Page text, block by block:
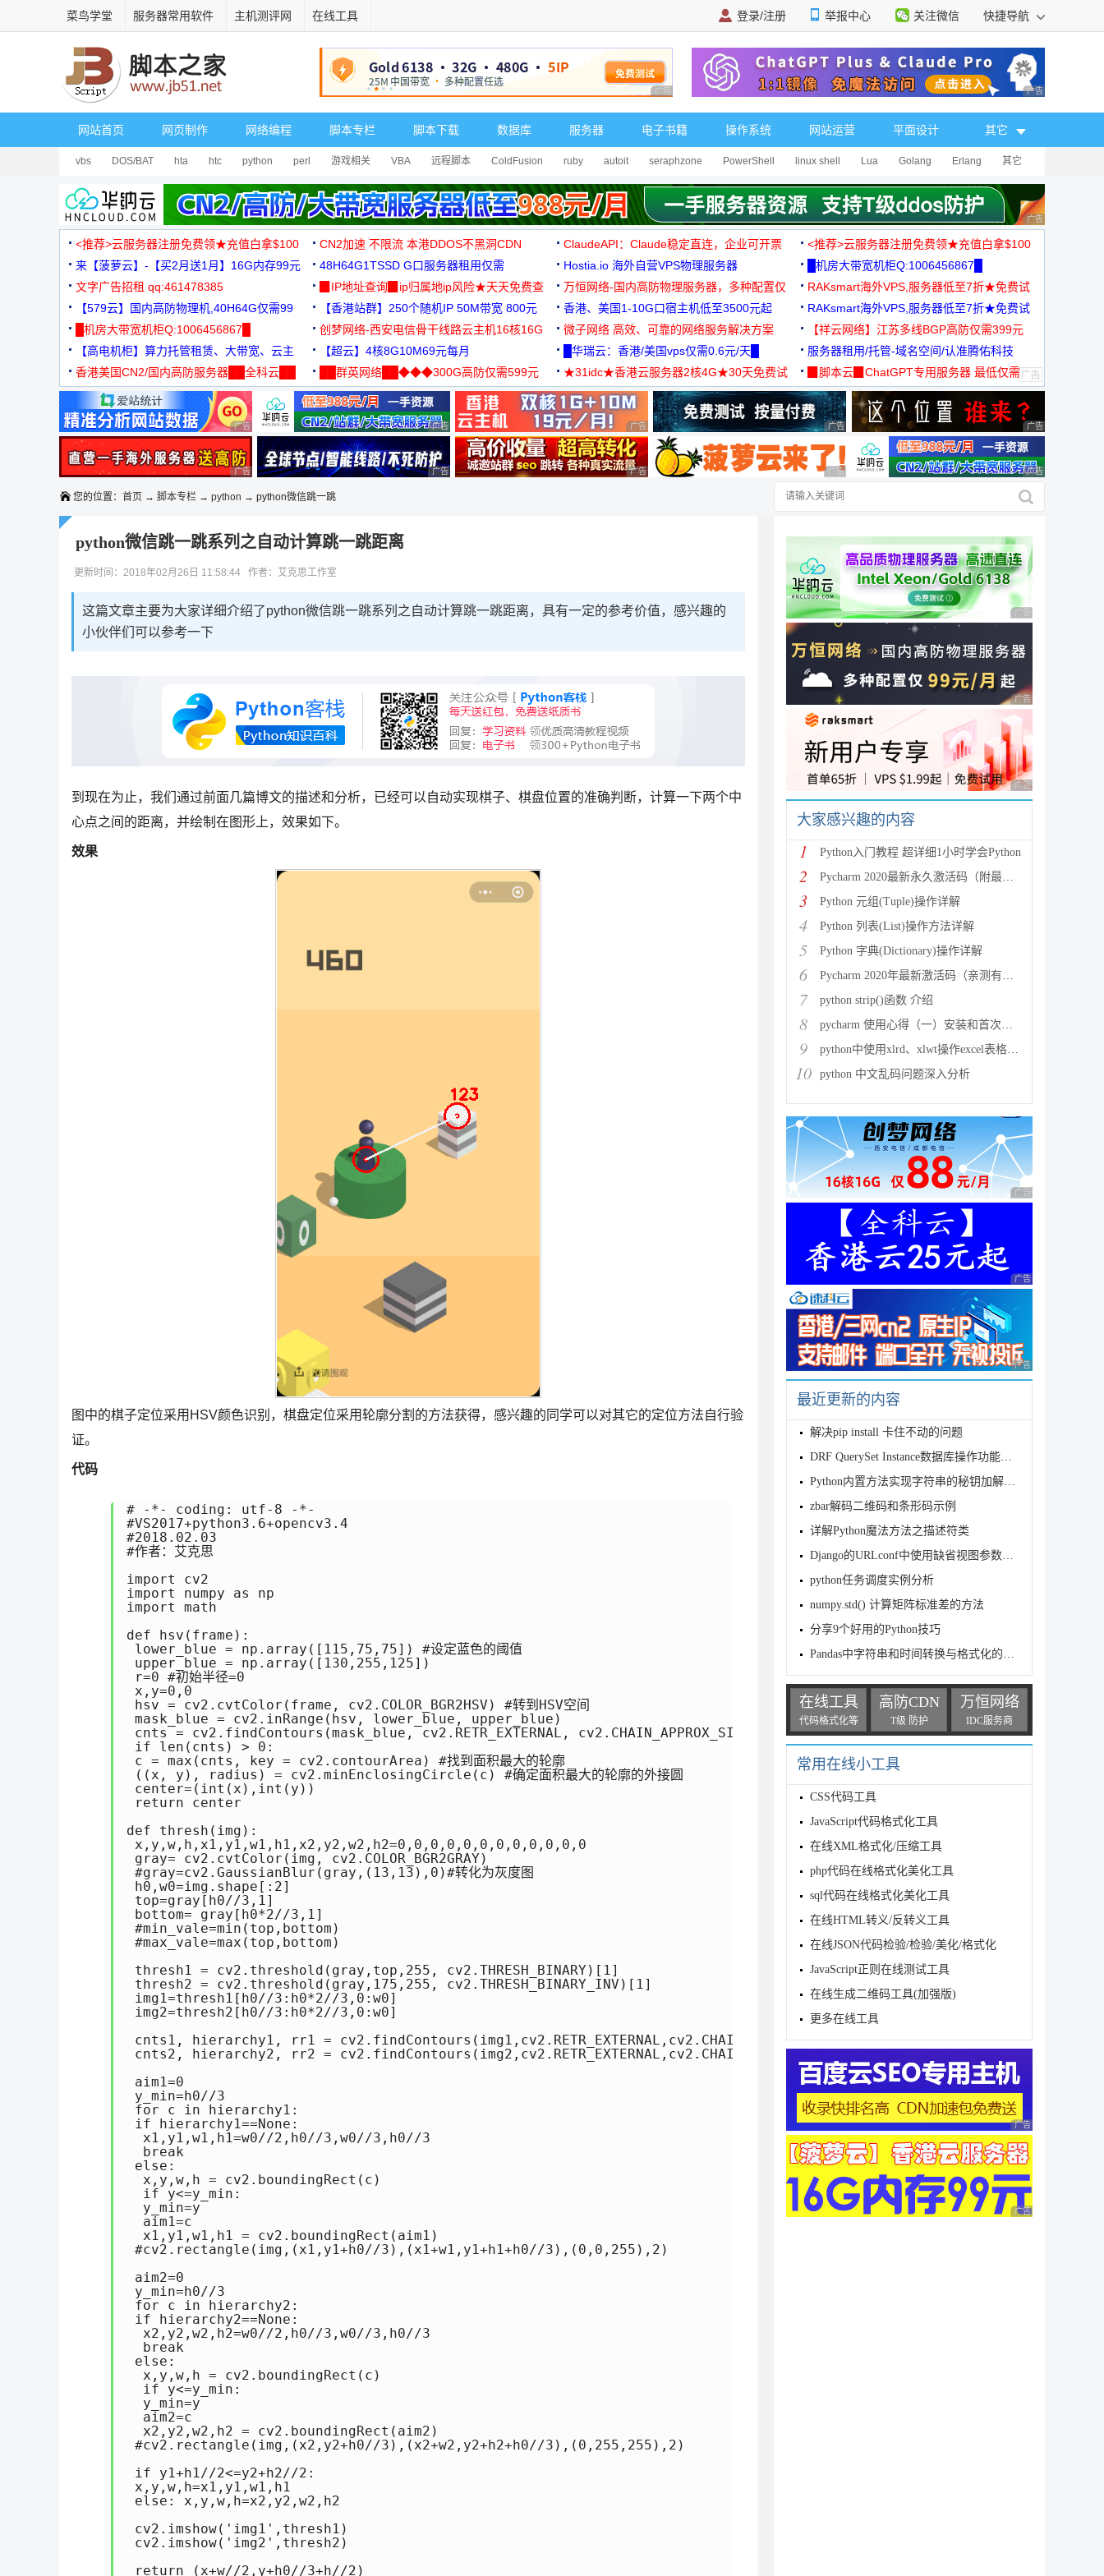
菜鸟学堂 服务器常用软件 主机测评网 在线工具 登录/注册 举报中心 关注微信 快捷导航
广告 商业广告，理性选择 广告 商业广告，理
网站首页 网页制作 网络编程 脚本专栏 脚本下载 数据库 服务器 电子书籍 操作系统 网站运营 平面设计 其它
vbs DOS/BAT hta htc python perl 游戏相关 VBA 远程脚本 ColdFusion ruby autoit seraphzone PowerShell linux shell Lua Golang Erlang 其它
广告 商业广告，理
<推荐>云服务器注册免费领★充值白拿$100 CN2加速 不限流 本港DDOS不黑洞CDN ClaudeAPI：Claude稳定直连，企业可开票
<推荐>云服务器注册免费领★充值白拿$100
来【菠萝云】-【买2月送1月】16G内存99元
48H64G1TSSD G口服务器租用仅需
3000+可免费测试
Hostia.io 海外自营VPS物理服务器
█机房大带宽机柜Q:1006456867█
文字广告招租 qq:461478385
▉IP地址查询▉ip归属地ip风险★天天免费查
万恒网络-国内高防物理服务器，多种配置仅
99元/月起
RAKsmart海外VPS,服务器低至7折★免费试
用★
【579云】国内高防物理机,40H64G仅需99
元
【香港站群】250个随机IP 50M带宽 800元 香港、美国1-10G口宿主机低至3500元起
RAKsmart海外VPS,服务器低至7折★免费试
用★
█机房大带宽机柜Q:1006456867█
创梦网络-西安电信骨干线路云主机16核16G
88元/月
微子网络 高效、可靠的网络服务解决方案
【祥云网络】江苏多线BGP高防仅需399元
【高电机柜】算力托管租赁、大带宽、云主
机
【超云】4核8G10M69元每月 █华瑞云：香港/美国vps仅需0.6元/天█
服务器租用/托管-域名空间/认准腾佑科技
香港美国CN2/国内高防服务器██全科云██
██群英网络██◆◆◆300G高防仅需599元
◆◆◆
★31idc★香港云服务器2核4G★30天免费试
用◆
▉脚本云▉ChatGPT专用服务器 最低仅需
19元/月
广告 商业广告，理性选择 广告 商业广告，理性选择 广告 商业广告，理性选择 广告 商业广告，理性选择 广告 商业广告，理
广告 商业广告，理性选择 广告 商业广告，理性选择 广告 商业广告，理性选择 广告 商业广告，理性选择 广告 商业广告，理
您的位置： 首页 → 脚本专栏 → python → python微信跳一跳
python微信跳一跳系列之自动计算跳一跳距离
更新时间：2018年02月26日 11:58:44 作者：艾克思工作室
这篇文章主要为大家详细介绍了python微信跳一跳系列之自动计算跳一跳距离，具有一定的参考价值，感兴趣的
小伙伴们可以参考一下
到现在为止，我们通过前面几篇博文的描述和分析，已经可以自动实现棋子、棋盘位置的准确判断，计算一下两个中
心点之间的距离，并绘制在图形上，效果如下。
效果
图中的棋子定位采用HSV颜色识别，棋盘定位采用轮廓分割的方法获得，感兴趣的同学可以对其它的定位方法自行验
证。
代码
# -*- coding: utf-8 -*-
#VS2017+python3.6+opencv3.4
#2018.02.03
#作者：艾克思
import cv2
import numpy as np
import math
def hsv(frame):
lower_blue = np.array([115,75,75]) #设定蓝色的阈值
upper_blue = np.array([130,255,125])
r=0 #初始半径=0
x,y=0,0
hsv = cv2.cvtColor(frame, cv2.COLOR_BGR2HSV) #转到HSV空间
mask_blue = cv2.inRange(hsv, lower_blue, upper_blue)
cnts = cv2.findContours(mask_blue, cv2.RETR_EXTERNAL, cv2.CHAIN_APPROX_SIMPLE)[-2]
if len(cnts) > 0:
c = max(cnts, key = cv2.contourArea) #找到面积最大的轮廓
((x, y), radius) = cv2.minEnclosingCircle(c) #确定面积最大的轮廓的外接圆
center=(int(x),int(y))
return center
def thresh(img):
x,y,w,h,x1,y1,w1,h1,x2,y2,w2,h2=0,0,0,0,0,0,0,0,0,0,0,0
gray= cv2.cvtColor(img, cv2.COLOR_BGR2GRAY)
#gray=cv2.GaussianBlur(gray,(13,13),0)#转化为灰度图
h0,w0=img.shape[:2]
top=gray[h0//3,1]
bottom= gray[h0*2//3,1]
#min_vale=min(top,bottom)
#max_vale=max(top,bottom)
thresh1 = cv2.threshold(gray,top,255, cv2.THRESH_BINARY)[1]
thresh2 = cv2.threshold(gray,175,255, cv2.THRESH_BINARY_INV)[1]
img1=thresh1[h0//3:h0*2//3,0:w0]
img2=thresh2[h0//3:h0*2//3,0:w0]
cnts1, hierarchy1, rr1 = cv2.findContours(img1,cv2.RETR_EXTERNAL,cv2.CHAIN_APPROX_SIMPLE)
cnts2, hierarchy2, rr2 = cv2.findContours(img2,cv2.RETR_EXTERNAL,cv2.CHAIN_APPROX_SIMPLE)
aim1=0
y_min=h0//3
for c in hierarchy1:
if hierarchy1==None:
  x1,y1,w1,h1=w0//2,h0//3,w0//3,h0//3
  break
else:
  x,y,w,h = cv2.boundingRect(c)
  if y<=y_min:
  y_min=y
  aim1=c
  x1,y1,w1,h1 = cv2.boundingRect(aim1)
#cv2.rectangle(img,(x1,y1+h0//3),(x1+w1,y1+h1+h0//3),(0,0,255),2)
aim2=0
y_min=h0//3
for c in hierarchy2:
if hierarchy2==None:
  x2,y2,w2,h2=w0//2,h0//3,w0//3,h0//3
  break
else:
  x,y,w,h = cv2.boundingRect(c)
  if y<=y_min:
  y_min=y
  aim2=c
  x2,y2,w2,h2 = cv2.boundingRect(aim2)
#cv2.rectangle(img,(x2,y2+h0//3),(x2+w2,y2+h2+h0//3),(0,255,255),2)
if y1+h1//2<=y2+h2//2:
x,y,w,h=x1,y1,w1,h1
else: x,y,w,h=x2,y2,w2,h2
cv2.imshow('img1',thresh1)
cv2.imshow('img2',thresh2)
return (x+w//2,y+h0//3+h//2)
广告 商业广告，理性
广告 商业广告，理性
广告 商业广告，理性
大家感兴趣的内容
1 Python入门教程 超详细1小时学会Python
2 Pycharm 2020最新永久激活码（附最新激活码和插件
3 Python 元组(Tuple)操作详解
4 Python 列表(List)操作方法详解
5 Python 字典(Dictionary)操作详解
6 Pycharm 2020年最新激活码（亲测有效）
7 python strip()函数 介绍
8 pycharm 使用心得（一）安装和首次使用
9 python中使用xlrd、xlwt操作excel表格详解
10 python 中文乱码问题深入分析
广告 商业广告，理性
广告 商业广告，理性
广告 商业广告，理性
最近更新的内容
解决pip install 卡住不动的问题
DRF QuerySet Instance数据库操作功能概述
Python内置方法实现字符串的秘钥加解密(推荐)
zbar解码二维码和条形码示例
详解Python魔法方法之描述符类
Django的URLconf中使用缺省视图参数的方法
python任务调度实例分析
numpy.std() 计算矩阵标准差的方法
分享9个好用的Python技巧
Pandas中字符串和时间转换与格式化的实现
在线工具
代码格式化等
高防CDN
T级 防护
万恒网络
IDC服务商
常用在线小工具
CSS代码工具
JavaScript代码格式化工具
在线XML格式化/压缩工具
php代码在线格式化美化工具
sql代码在线格式化美化工具
在线HTML转义/反转义工具
在线JSON代码检验/检验/美化/格式化
JavaScript正则在线测试工具
在线生成二维码工具(加强版)
更多在线工具
广告 商业广告，理性
广告 商业广告，理性